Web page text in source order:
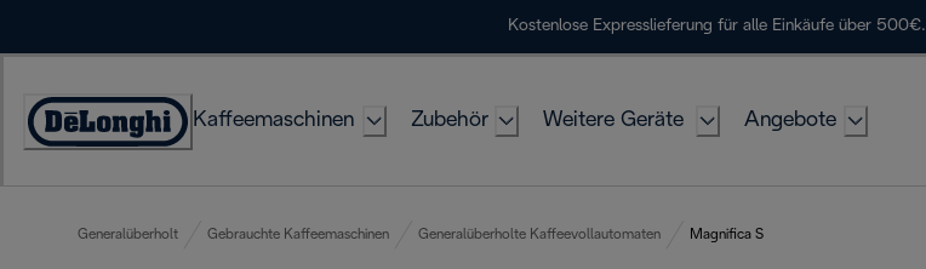
Kostenlose Expresslieferung für alle Einkäufe über 500€.
Erklärung
Kaffeemaschinen Zubehör Weitere Geräte Angebote
Generalüberholt Gebrauchte Kaffeemaschinen Generalüberholte Kaffeevollautomaten Magnifica S